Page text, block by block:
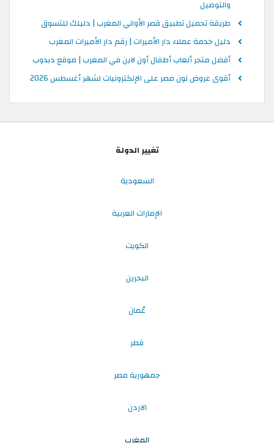
والتوصيل
طريقة تحميل تطبيق قصر الأواني المغرب | دليلك للتسوق
دليل خدمة عملاء دار الأميرات | رقم دار الأميرات المغرب
أفضل متجر ألعاب أطفال أون لاين في المغرب | موقع دبدوب
أقوى عروض نون مصر على الإلكترونيات لشهر أغسطس 2026
تغيير الدولة
السعودية
الإمارات العربية
الكويت
البحرين
عُمان
قطر
جمهورية مصر
الاردن